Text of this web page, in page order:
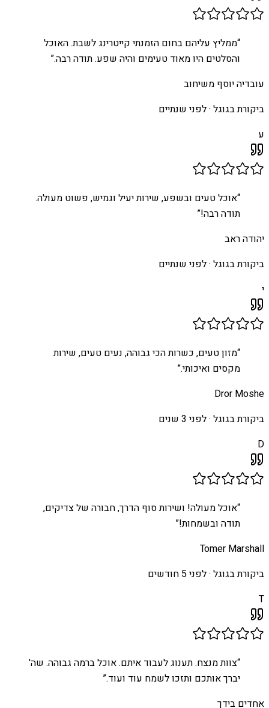
“ממליץ עליהם בחום הזמנתי קייטרינג לשבת. האוכל
והסלטים היו מאוד טעימים והיה שפע. תודה רבה.”
עובדיה יוסף משיחוב
ביקורת בגוגל ·לפני שנתיים
ע
“אוכל טעים ובשפע, שירות יעיל וגמיש, פשוט מעולה.
תודה רבה!”
יהודה ראב
ביקורת בגוגל ·לפני שנתיים
י
“מזון טעים, כשרות הכי גבוהה, נעים טעים, שירות
מקסים ואיכותי.”
Dror Moshe
ביקורת בגוגל ·לפני 3 שנים
D
“אוכל מעולה! ושירות סוף הדרך, חבורה של צדיקים,
תודה ובשמחות!”
Tomer Marshall
ביקורת בגוגל ·לפני 5 חודשים
T
“צוות מנצח. תענוג לעבוד איתם. אוכל ברמה גבוהה. שה'
יברך אותכם ותזכו לשמח עוד ועוד.”
אחדים בידך